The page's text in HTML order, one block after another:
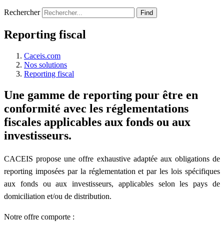
Rechercher Find
Reporting fiscal
Caceis.com
Nos solutions
Reporting fiscal
Une gamme de reporting pour être en
conformité avec les réglementations
fiscales applicables aux fonds ou aux
investisseurs.
CACEIS propose une offre exhaustive adaptée aux obligations de
reporting imposées par la réglementation et par les lois spécifiques
aux fonds ou aux investisseurs, applicables selon les pays de
domiciliation et/ou de distribution.
Notre offre comporte :